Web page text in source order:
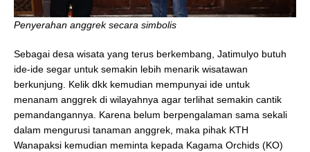
Penyerahan anggrek secara simbolis
Sebagai desa wisata yang terus berkembang, Jatimulyo butuh
ide-ide segar untuk semakin lebih menarik wisatawan
berkunjung. Kelik dkk kemudian mempunyai ide untuk
menanam anggrek di wilayahnya agar terlihat semakin cantik
pemandangannya. Karena belum berpengalaman sama sekali
dalam mengurusi tanaman anggrek, maka pihak KTH
Wanapaksi kemudian meminta kepada Kagama Orchids (KO)